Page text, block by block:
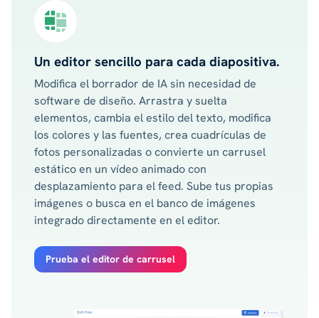
Un editor sencillo para cada diapositiva.
Modifica el borrador de IA sin necesidad de
software de diseño. Arrastra y suelta
elementos, cambia el estilo del texto, modifica
los colores y las fuentes, crea cuadrículas de
fotos personalizadas o convierte un carrusel
estático en un vídeo animado con
desplazamiento para el feed. Sube tus propias
imágenes o busca en el banco de imágenes
integrado directamente en el editor.
Prueba el editor de carrusel